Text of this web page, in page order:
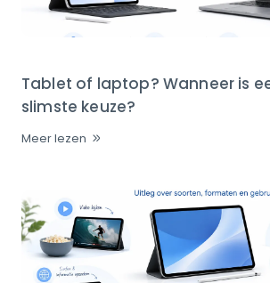
Tablet of laptop? Wanneer is
slimste keuze?
Meer lezen